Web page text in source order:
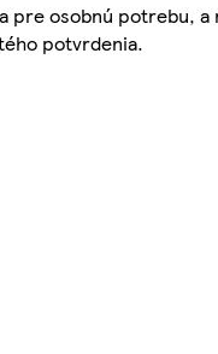
pre osobnú potrebu,
potvrdenia.